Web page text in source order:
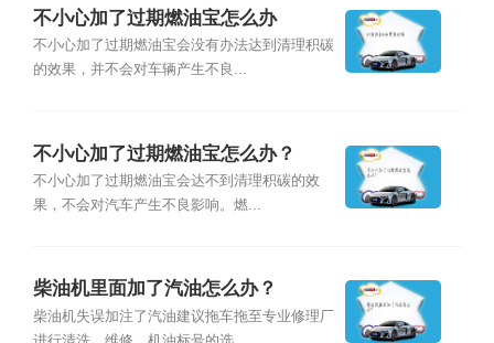
不小心加了过期燃油宝怎么办
不小心加了过期燃油宝会没有办法达到清理积碳
的效果，并不会对车辆产生不良...
不小心加了过期燃油宝怎么办？
不小心加了过期燃油宝会达不到清理积碳的效
果，不会对汽车产生不良影响。燃...
柴油机里面加了汽油怎么办？
柴油机失误加注了汽油建议拖车拖至专业修理厂